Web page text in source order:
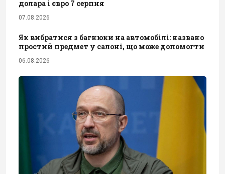
долара і євро 7 серпня
07.08.2026
Як вибратися з багнюки на автомобілі: названо
простий предмет у салоні, що може допомогти
06.08.2026